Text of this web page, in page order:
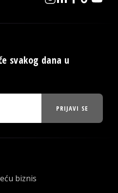
svakog dana u
PRIJAVI SE
biznis